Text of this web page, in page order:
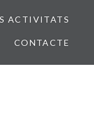
ACTIVITATS
CONTACTE